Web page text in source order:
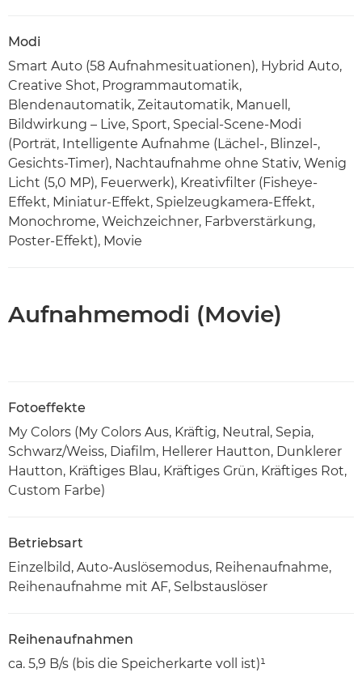
Modi
Smart Auto (58 Aufnahmesituationen), Hybrid Auto,
Creative Shot, Programmautomatik,
Blendenautomatik, Zeitautomatik, Manuell,
Bildwirkung – Live, Sport, Special-Scene-Modi
(Porträt, Intelligente Aufnahme (Lächel-, Blinzel-,
Gesichts-Timer), Nachtaufnahme ohne Stativ, Wenig
Licht (5,0 MP), Feuerwerk), Kreativfilter (Fisheye-
Effekt, Miniatur-Effekt, Spielzeugkamera-Effekt,
Monochrome, Weichzeichner, Farbverstärkung,
Poster-Effekt), Movie
Aufnahmemodi (Movie)
Fotoeffekte
My Colors (My Colors Aus, Kräftig, Neutral, Sepia,
Schwarz/Weiss, Diafilm, Hellerer Hautton, Dunklerer
Hautton, Kräftiges Blau, Kräftiges Grün, Kräftiges Rot,
Custom Farbe)
Betriebsart
Einzelbild, Auto-Auslösemodus, Reihenaufnahme,
Reihenaufnahme mit AF, Selbstauslöser
Reihenaufnahmen
ca. 5,9 B/s (bis die Speicherkarte voll ist)¹